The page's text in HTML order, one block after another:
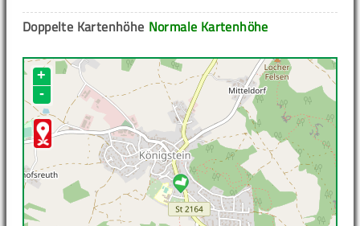
Normale Kartenhöhe
Doppelte Kartenhöhe
+
-